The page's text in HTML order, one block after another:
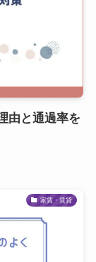
由と通過率を
家賃・賃貸